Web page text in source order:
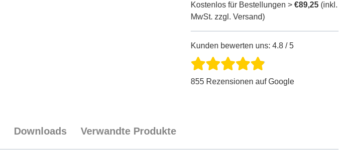
Kostenlos für Bestellungen >€89,25 (inkl.
MwSt. zzgl. Versand)
Kunden bewerten uns: 4.8 / 5
855 Rezensionen auf Google
Downloads Verwandte Produkte